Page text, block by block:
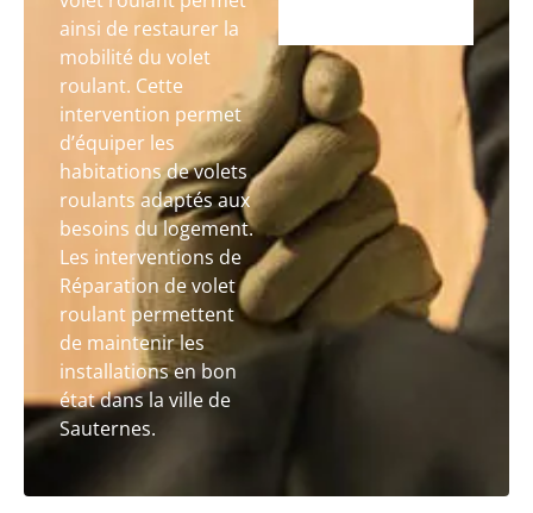
ainsi de restaurer la
mobilité du volet
roulant. Cette
intervention permet
d’équiper les
habitations de volets
roulants adaptés aux
besoins du logement.
Les interventions de
Réparation de volet
roulant permettent
de maintenir les
installations en bon
état dans la ville de
Sauternes.